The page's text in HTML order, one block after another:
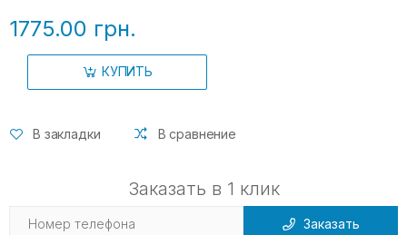
1775.00 грн.
КУПИТЬ
В закладки В сравнение
Заказать в 1 клик
Заказать